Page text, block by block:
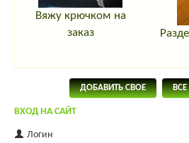
Вяжу крючком на
заказ
ДОБАВИТЬ СВОЕ
ВХОД НА САЙТ
Логин